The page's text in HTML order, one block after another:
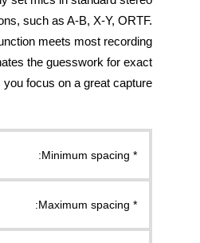
such as A-B, X-Y, ORTF.
meets most recording
the guesswork for exact
focus on a great capture.
* Minimum spacing:
* Maximum spacing: